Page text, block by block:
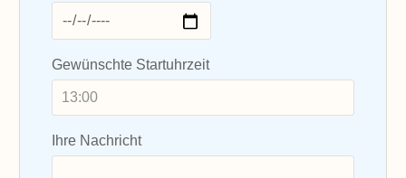
Gewünschte Startuhrzeit
Ihre Nachricht